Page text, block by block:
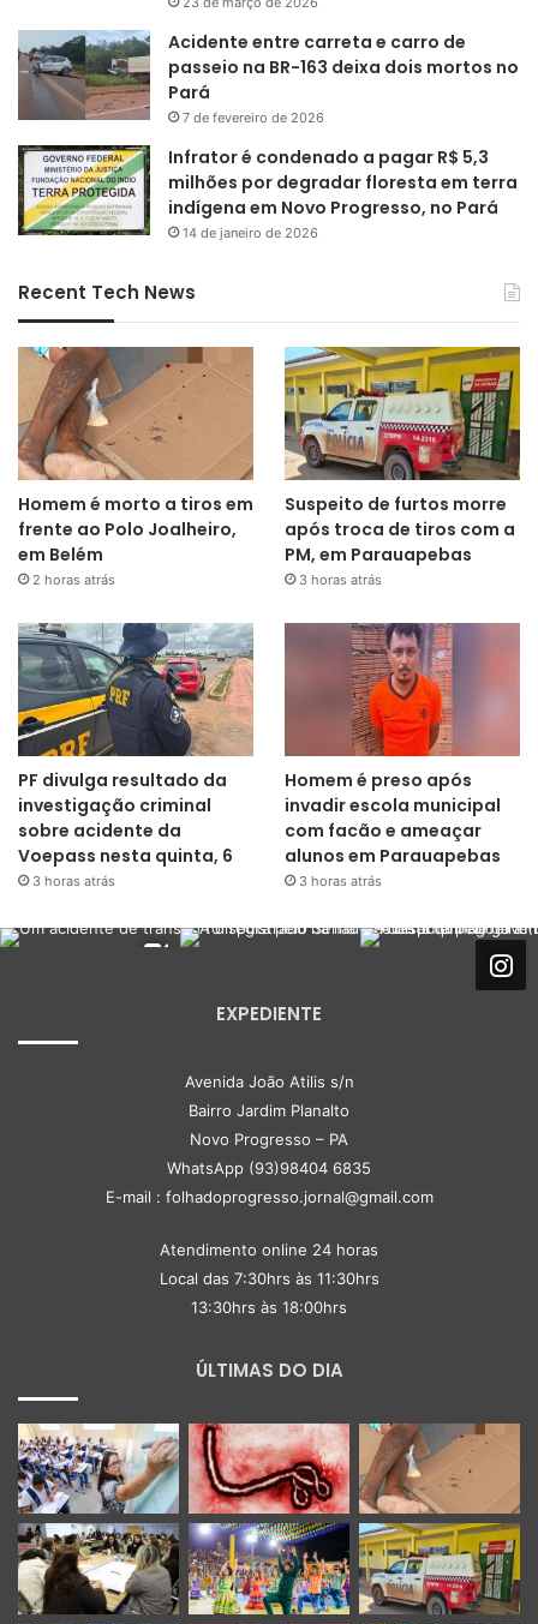
Acidente entre carreta e carro de
passeio na BR-163 deixa dois mortos no
Pará
7 de fevereiro de 2026
Infrator é condenado a pagar R$ 5,3
milhões por degradar floresta em terra
indígena em Novo Progresso, no Pará
14 de janeiro de 2026
Recent Tech News
Homem é morto a tiros em
frente ao Polo Joalheiro,
em Belém
2 horas atrás
Suspeito de furtos morre
após troca de tiros com a
PM, em Parauapebas
3 horas atrás
PF divulga resultado da
investigação criminal
sobre acidente da
Voepass nesta quinta, 6
3 horas atrás
Homem é preso após
invadir escola municipal
com facão e ameaçar
alunos em Parauapebas
3 horas atrás
EXPEDIENTE
Avenida João Atilis s/n
Bairro Jardim Planalto
Novo Progresso – PA
WhatsApp (93)98404 6835
E-mail : folhadoprogresso.jornal@gmail.com
Atendimento online 24 horas
Local das 7:30hrs às 11:30hrs
13:30hrs às 18:00hrs
ÚLTIMAS DO DIA